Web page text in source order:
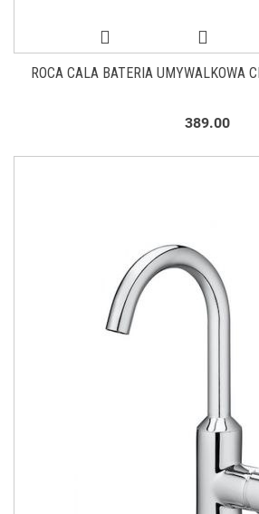
ROCA CALA BATERIA UMYWALKOWA
389.00